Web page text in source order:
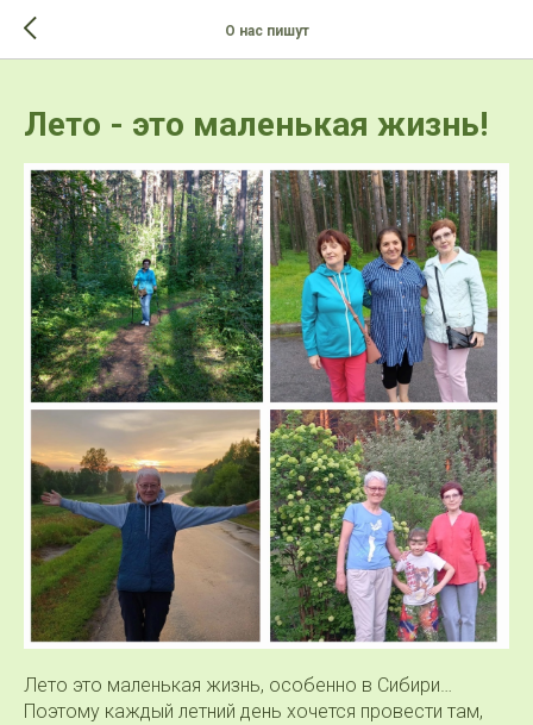
О нас пишут
Лето - это маленькая жизнь!
Лето это маленькая жизнь, особенно в Сибири…
Поэтому каждый летний день хочется провести там,